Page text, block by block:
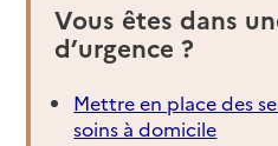
Vous êtes dans
d’urgence ?
Mettre en place des
soins à domicile